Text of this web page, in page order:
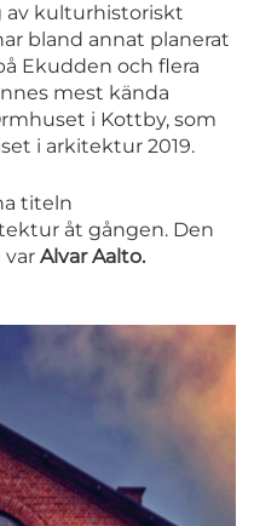
av kulturhistoriskt
bland annat planerat
Ekudden och flera
mest kända
i Kottby, som
i arkitektur 2019.
titeln
åt gången. Den
var Alvar Aalto.